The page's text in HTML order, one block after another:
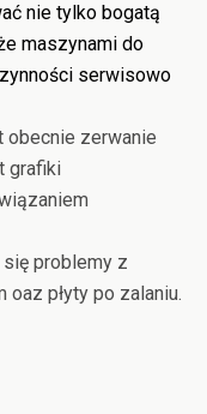
nie tylko bogatą
maszynami do
serwisowo
obecnie zerwanie
grafiki
problemy z
oaz płyty po zalaniu.